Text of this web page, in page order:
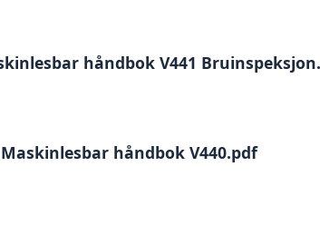
håndbok V441
håndbok V440.pdf